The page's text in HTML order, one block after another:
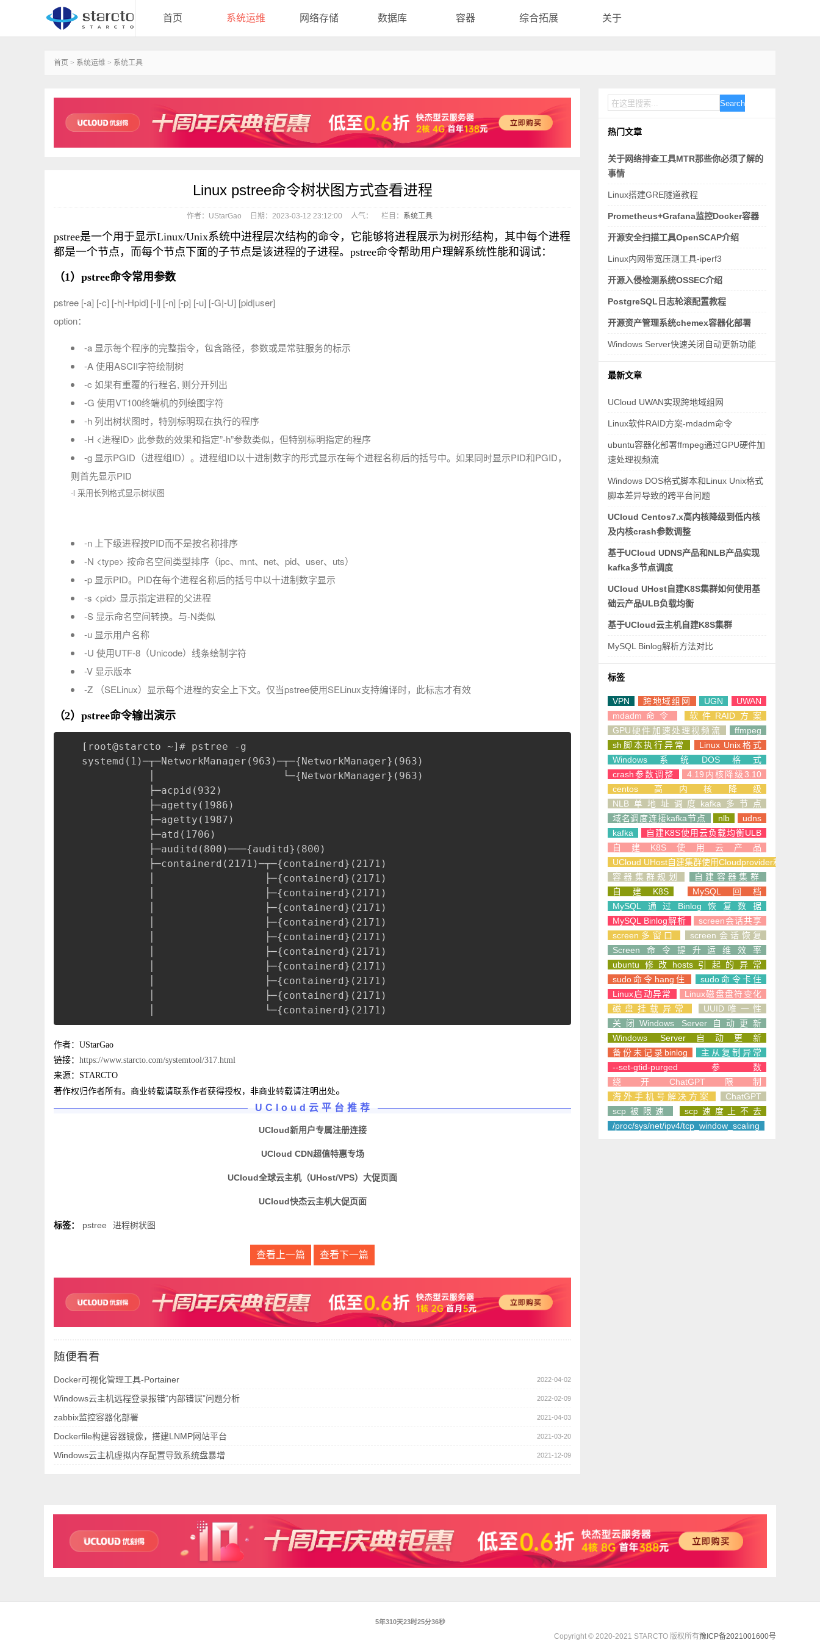
首页 系统运维 网络存储 数据库 容器 综合拓展 关于
首页 > 系统运维 > 系统工具
Linux pstree命令树状图方式查看进程
作者：UStarGao 日期：2023-03-12 23:12:00 人气： 栏目： 系统工具
pstree是一个用于显示Linux/Unix系统中进程层次结构的命令，它能够将进程展示为树形结构，其中每个进程
都是一个节点，而每个节点下面的子节点是该进程的子进程。pstree命令帮助用户理解系统性能和调试：
（1）pstree命令常用参数
pstree [-a] [-c] [-h|-Hpid] [-l] [-n] [-p] [-u] [-G|-U] [pid|user]
option：
-a 显示每个程序的完整指令，包含路径，参数或是常驻服务的标示
-A 使用ASCII字符绘制树
-c 如果有重覆的行程名, 则分开列出
-G 使用VT100终端机的列绘图字符
-h 列出树状图时，特别标明现在执行的程序
-H <进程ID> 此参数的效果和指定”-h”参数类似，但特别标明指定的程序
-g 显示PGID（进程组ID）。进程组ID以十进制数字的形式显示在每个进程名称后的括号中。如果同时显示PID和PGID，
则首先显示PID
-l 采用长列格式显示树状图
-n 上下级进程按PID而不是按名称排序
-N <type> 按命名空间类型排序（ipc、mnt、net、pid、user、uts）
-p 显示PID。PID在每个进程名称后的括号中以十进制数字显示
-s <pid> 显示指定进程的父进程
-S 显示命名空间转换。与-N类似
-u 显示用户名称
-U 使用UTF-8（Unicode）线条绘制字符
-V 显示版本
-Z （SELinux）显示每个进程的安全上下文。仅当pstree使用SELinux支持编译时，此标志才有效
（2）pstree命令输出演示
[root@starcto ~]# pstree -g
systemd(1)─┬─NetworkManager(963)─┬─{NetworkManager}(963)
│                     └─{NetworkManager}(963)
├─acpid(932)
├─agetty(1986)
├─agetty(1987)
├─atd(1706)
├─auditd(800)───{auditd}(800)
├─containerd(2171)─┬─{containerd}(2171)
│                  ├─{containerd}(2171)
│                  ├─{containerd}(2171)
│                  ├─{containerd}(2171)
│                  ├─{containerd}(2171)
│                  ├─{containerd}(2171)
│                  ├─{containerd}(2171)
│                  ├─{containerd}(2171)
│                  ├─{containerd}(2171)
│                  ├─{containerd}(2171)
│                  └─{containerd}(2171)
作者：UStarGao
链接： https://www.starcto.com/systemtool/317.html
来源：STARCTO
著作权归作者所有。商业转载请联系作者获得授权，非商业转载请注明出处。
UCloud云平台推荐
UCloud新用户专属注册连接
UCloud CDN超值特惠专场
UCloud全球云主机（UHost/VPS）大促页面
UCloud快杰云主机大促页面
标签： pstree 进程树状图
查看上一篇 查看下一篇
随便看看
2022-04-02
Docker可视化管理工具-Portainer
2022-02-09
Windows云主机远程登录报错“内部错误”问题分析
2021-04-03
zabbix监控容器化部署
2021-03-20
Dockerfile构建容器镜像，搭建LNMP网站平台
2021-12-09
Windows云主机虚拟内存配置导致系统盘暴增
Search
热门文章
关于网络排查工具MTR那些你必须了解的
事情
Linux搭建GRE隧道教程
Prometheus+Grafana监控Docker容器
开源安全扫描工具OpenSCAP介绍
Linux内网带宽压测工具-iperf3
开源入侵检测系统OSSEC介绍
PostgreSQL日志轮滚配置教程
开源资产管理系统chemex容器化部署
Windows Server快速关闭自动更新功能
最新文章
UCloud UWAN实现跨地域组网
Linux软件RAID方案-mdadm命令
ubuntu容器化部署ffmpeg通过GPU硬件加
速处理视频流
Windows DOS格式脚本和Linux Unix格式
脚本差异导致的跨平台问题
UCloud Centos7.x高内核降级到低内核
及内核crash参数调整
基于UCloud UDNS产品和NLB产品实现
kafka多节点调度
UCloud UHost自建K8S集群如何使用基
础云产品ULB负载均衡
基于UCloud云主机自建K8S集群
MySQL Binlog解析方法对比
标签
VPN 跨地域组网 UGN
UWAN
mdadm命令
软件RAID方案
GPU硬件加速处理视频流
ffmpeg
sh脚本执行异常
Linux Unix格式
Windows系统DOS格式
crash参数调整
4.19内核降级3.10
centos高内核降级
NLB单地址调度kafka多节点
域名调度连接kafka节点
nlb
udns
kafka
自建K8S使用云负载均衡ULB
自建K8S使用云产品
UCloud UHost自建集群使用Cloudprovider和CSI
容器集群规划
自建容器集群
自建K8S
MySQL回档
MySQL通过Binlog恢复数据
MySQL Binlog解析
screen会话共享
screen多窗口
screen会话恢复
Screen命令提升运维效率
ubuntu修改hosts引起的异常
sudo命令hang住
sudo命令卡住
Linux启动异常
Linux磁盘盘符变化
磁盘挂载异常
UUID唯一性
关闭Windows Server自动更新
Windows Server自动更新
备份未记录binlog
主从复制异常
--set-gtid-purged参数
绕开ChatGPT限制
海外手机号解决方案
ChatGPT
scp被限速
scp速度上不去
/proc/sys/net/ipv4/tcp_window_scaling
5年310天23时25分37秒
Copyright © 2020-2021 STARCTO 版权所有豫ICP备2021001600号